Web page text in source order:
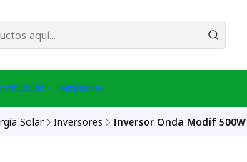
Ferreteria
Solar Inversores Inversor Onda Modif 500W